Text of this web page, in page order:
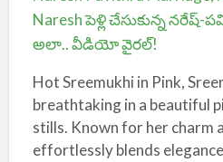
Naresh పెళ్లి చేసుకున్న నరేష్-
అలా.. వీడియో వైరల్!
Hot Sreemukhi in Pink,
breathtaking in a beautiful
stills. Known for her charm
effortlessly blends